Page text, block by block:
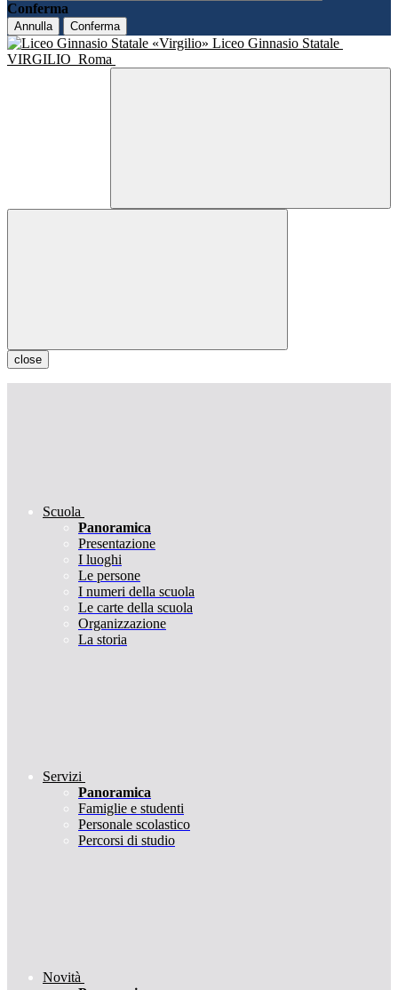
Conferma
Annulla Conferma
Liceo Ginnasio Statale
VIRGILIO Roma
close
Scuola
Panoramica
Presentazione
I luoghi
Le persone
I numeri della scuola
Le carte della scuola
Organizzazione
La storia
Servizi
Panoramica
Famiglie e studenti
Personale scolastico
Percorsi di studio
Novità